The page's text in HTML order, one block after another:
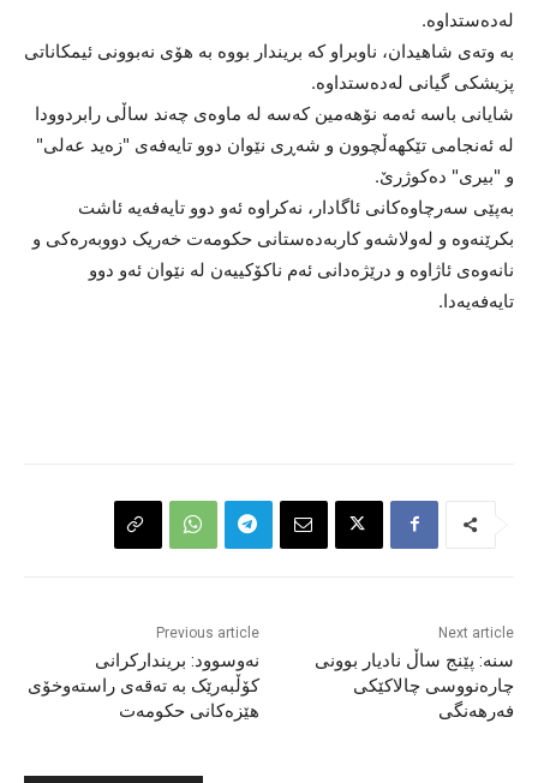
لەدەستداوە.
بە وتەی شاهیدان، ناوبراو کە بریندار بووە بە هۆی نەبوونی ئیمکاناتی
پزیشکی گیانی لەدەستداوە.
شایانی باسە ئەمە نۆهەمین کەسە لە ماوەی چەند ساڵی رابردوودا
لە ئەنجامی تێکهەڵچوون و شەڕی نێوان دوو تایەفەی "زەید عەلی"
و "بیری" دەکوژرێ.
بەپێی سەرچاوەکانی ئاگادار، نەکراوە ئەو دوو تایەفەیە ئاشت
بکرێنەوە و لەولاشەو کاربەدەستانی حکومەت خەریک دووبەرەکی و
نانەوەی ئاژاوە و درێژەدانی ئەم ناکۆکییەن لە نێوان ئەو دوو
تایەفەیەدا.
Previous article
نەوسوود: بریندارکرانی
کۆڵبەرێک بە تەقەی راستەوخۆی
هێزەکانی حکومەت
Next article
سنە: پێنج ساڵ نادیار بوونی
چارەنووسی چالاکێکی
فەرهەنگی